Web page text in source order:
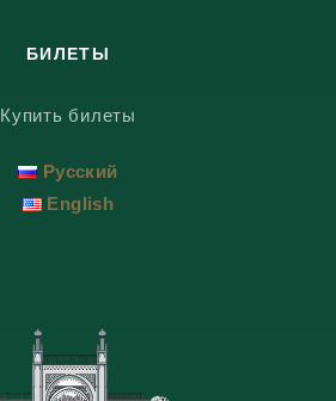
БИЛЕТЫ
Купить билеты
Русский
English